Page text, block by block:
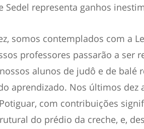
Sedel representa ganhos
somos contemplados com a
professores passarão a ser
alunos de judô e de balé
aprendizado. Nos últimos dez
com contribuições
do prédio da creche, e,